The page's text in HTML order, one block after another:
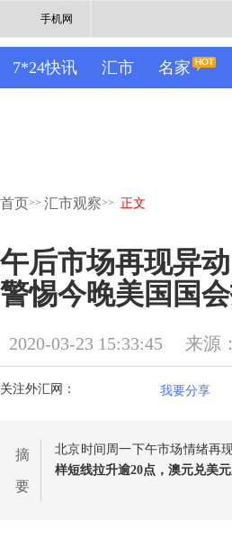
手机网
7*24快讯 汇市 名家
首页>> 汇市观察>> 正文
午后市场再现异
警惕今晚美国国
2020-03-23 15:33:45 来源
关注外汇网： 我要分享
摘
要
北京时间周一下午市场情绪再
样短线拉升逾20点，澳元兑美元